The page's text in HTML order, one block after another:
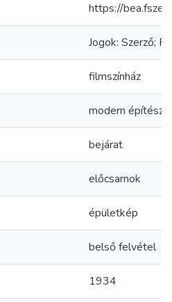
https://
Jogok: Szerző;
filmszínház
modern
bejárat
előcsarnok
épületkép
belső felvétel
1934